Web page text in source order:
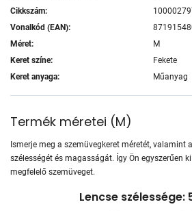
Cikkszám:
Vonalkód (EAN):
Méret:
M
Keret színe:
Fekete
Keret anyaga:
Műanyag
Termék méretei (M)
Ismerje meg a szemüvegkeret méretét, valamint
szélességét és magasságát. Így Ön egyszerűen
megfelelő szemüveget.
Lencse szélessége: